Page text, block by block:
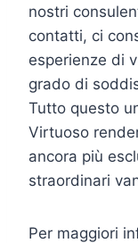
nostri
contatti, ci
esperienze di
grado di
Tutto questo
Virtuoso
ancora più
straordinari
Per maggiori